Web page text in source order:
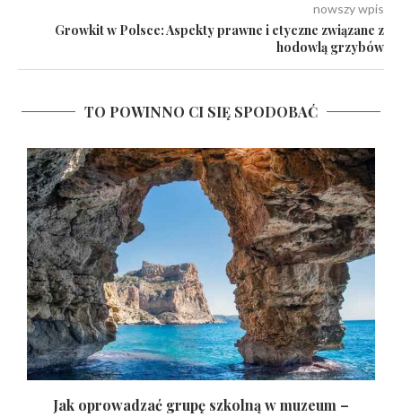
nowszy wpis
Growkit w Polsce: Aspekty prawne i etyczne związane z
hodowlą grzybów
TO POWINNO CI SIĘ SPODOBAĆ
Jak oprowadzać grupę szkolną w muzeum –